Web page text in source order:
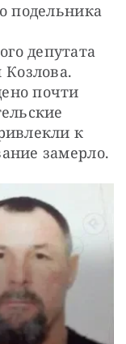
подельника
депутата
почти
к
замерло.